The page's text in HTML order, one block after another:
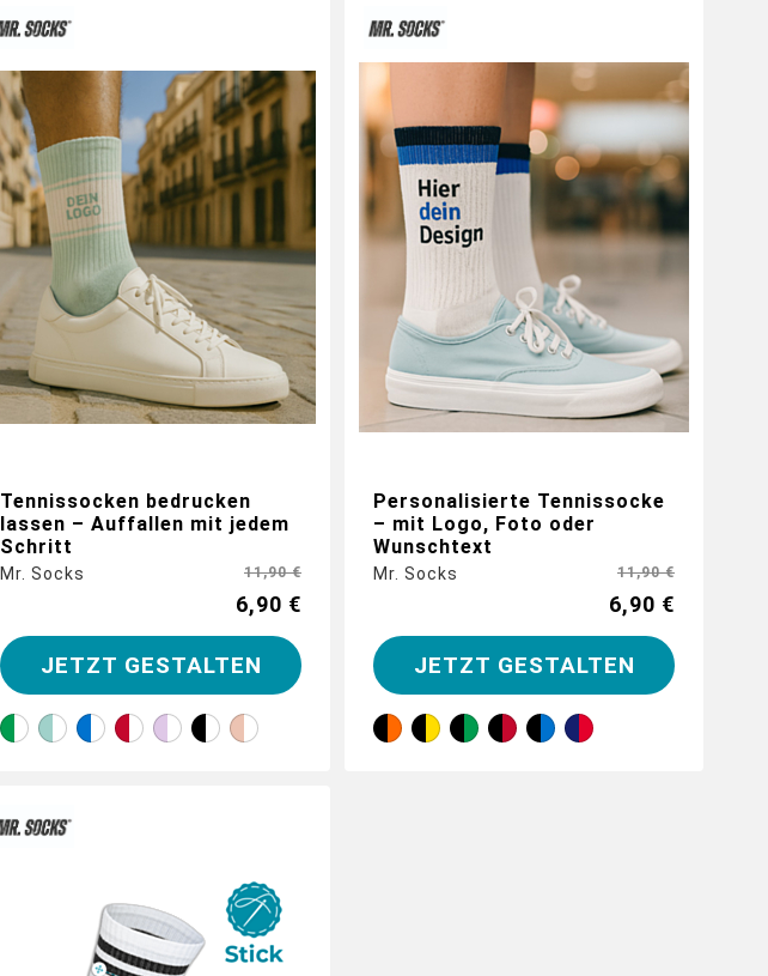
Tennissocken bedrucken
lassen – Auffallen mit jedem
Schritt
Mr. Socks 11,90 €
6,90 €
JETZT GESTALTEN
Personalisierte Tennissocke
– mit Logo, Foto oder
Wunschtext
Mr. Socks 11,90 €
6,90 €
JETZT GESTALTEN